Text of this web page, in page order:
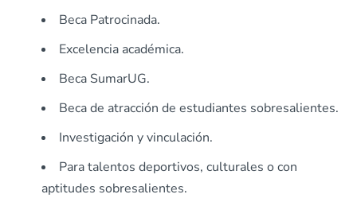
Beca Patrocinada.
Excelencia académica.
Beca SumarUG.
Beca de atracción de estudiantes sobresalientes.
Investigación y vinculación.
Para talentos deportivos, culturales o con
aptitudes sobresalientes.